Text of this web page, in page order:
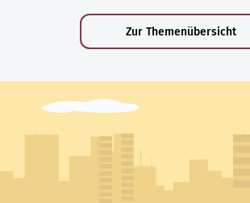
Zur Themenübersicht